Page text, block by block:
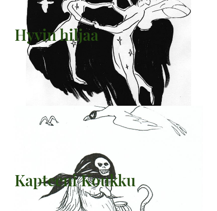
Hyvin hiljaa
Kapteeni Koukku